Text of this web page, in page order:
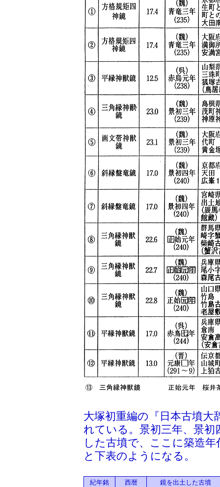
大塚初重編の『日本古墳大
れている。景初三年、景初
した古墳で、ここに築造
と下表のようになる。
紀年銘 西暦 鏡を出土した古墳